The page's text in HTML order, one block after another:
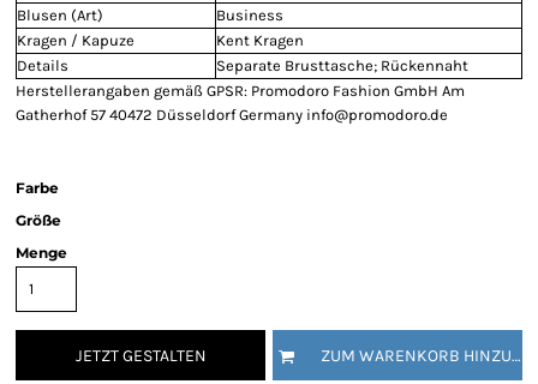
Blusen (Art)
Business
Kragen / Kapuze
Kent Kragen
Details
Separate Brusttasche; Rückennaht
Herstellerangaben gemäß GPSR: Promodoro Fashion GmbH Am
Gatherhof 57 40472 Düsseldorf Germany info@promodoro.de
Farbe
Größe
Menge
JETZT GESTALTEN ZUM WARENKORB HINZUFÜGEN